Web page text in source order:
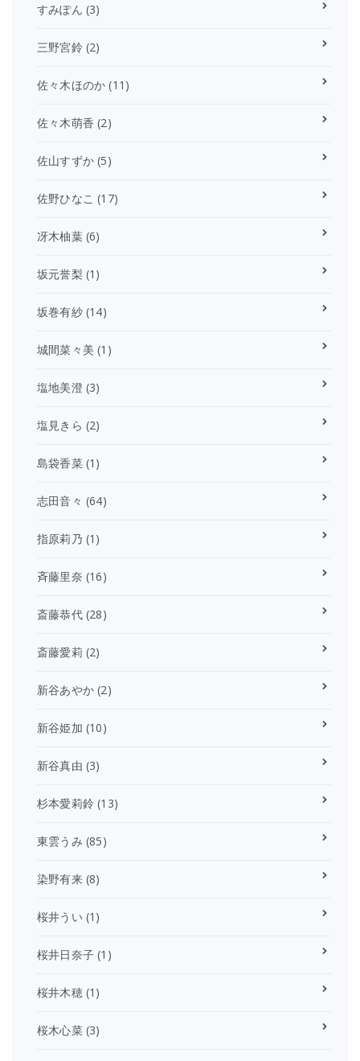
すみぽん (3)
三野宮鈴(2)
佐々木ほのか (11)
佐々木萌香 (2)
佐山すずか (5)
佐野ひなこ (17)
冴木柚葉(6)
坂元誉梨 (1)
坂巻有紗(14)
城間菜々美 (1)
塩地美澄(3)
塩見きら (2)
島袋香菜(1)
志田音々 (64)
指原莉乃 (1)
斉藤里奈 (16)
斎藤恭代(28)
斎藤愛莉 (2)
新谷あやか (2)
新谷姫加 (10)
新谷真由 (3)
杉本愛莉鈴 (13)
東雲うみ (85)
染野有来(8)
桜井うい (1)
桜井日奈子 (1)
桜井木穂(1)
桜木心菜(3)